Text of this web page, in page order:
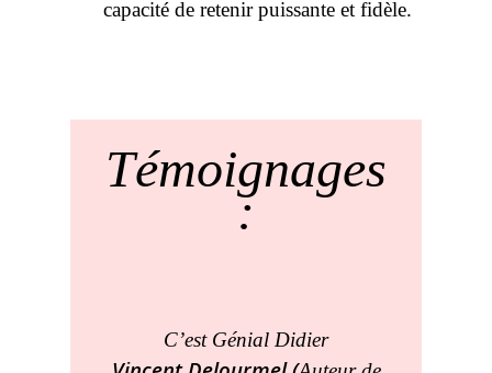
capacité de retenir puissante et fidèle.
Témoignages
:
C’est Génial Didier